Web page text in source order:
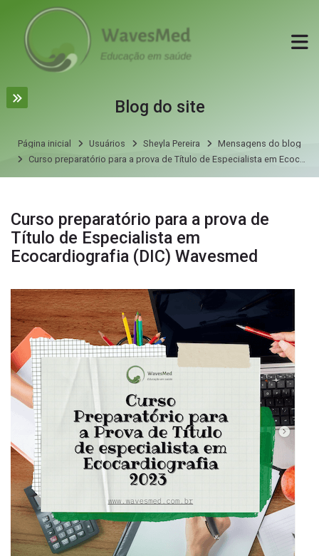
Skip to navigation
Skip to login form
Ir para o conteúdo principal
Skip to accessibility options
Skip to footer
Skip accessibility options
Blog do site
Página inicial Usuários Sheyla Pereira
Mensagens do blog
Curso preparatório para a prova de Título de Especialista em Ecocardiografia (DIC) Wavesmed
Mensagens do blog por Sheyla Pereira
Curso preparatório para a prova de
Título de Especialista em
Ecocardiografia (DIC) Wavesmed